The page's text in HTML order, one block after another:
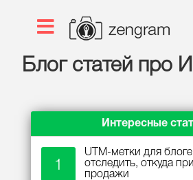
Блог статей про
Интересные
1
UTM-метки для
отследить, откуда
продажи